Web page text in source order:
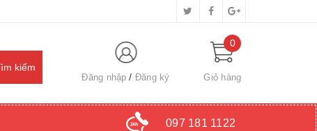
Đăng nhập Đăng ký
0
Giỏ hàng
097 181 1122